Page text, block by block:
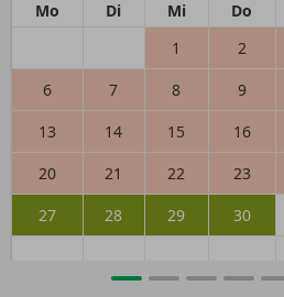
Mo
Di Mi Do
1
2
6
7 8 9
13
14 15 16
20
21 22 23
27
28 29 30